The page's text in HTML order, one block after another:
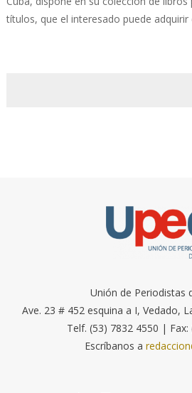
títulos, que el interesado puede adquirir
Unión de Periodistas
Ave. 23 # 452 esquina a I, Vedado,
Telf. (53) 7832 4550 | Fax:
Escríbanos a